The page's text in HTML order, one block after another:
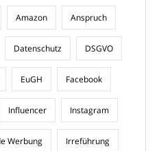
Amazon Anspruch
Datenschutz DSGVO
EuGH Facebook
Influencer Instagram
Werbung Irreführung